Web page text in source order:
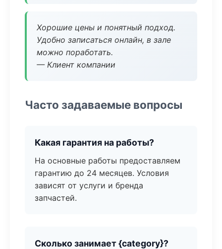
Хорошие цены и понятный подход.
Удобно записаться онлайн, в зале
можно поработать.
— Клиент компании
Часто задаваемые вопросы
Какая гарантия на работы?
На основные работы предоставляем
гарантию до 24 месяцев. Условия
зависят от услуги и бренда
запчастей.
Сколько занимает {category}?